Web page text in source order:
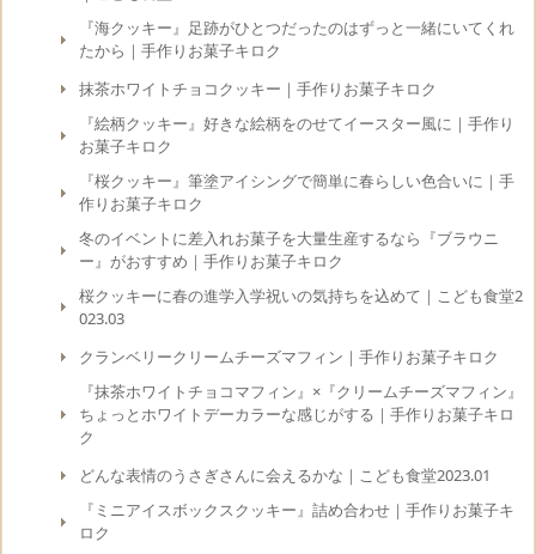
『海クッキー』足跡がひとつだったのはずっと一緒にいてくれ
たから｜手作りお菓子キロク
抹茶ホワイトチョコクッキー｜手作りお菓子キロク
『絵柄クッキー』好きな絵柄をのせてイースター風に｜手作り
お菓子キロク
『桜クッキー』筆塗アイシングで簡単に春らしい色合いに｜手
作りお菓子キロク
冬のイベントに差入れお菓子を大量生産するなら『ブラウニ
ー』がおすすめ｜手作りお菓子キロク
桜クッキーに春の進学入学祝いの気持ちを込めて｜こども食堂2
023.03
クランベリークリームチーズマフィン｜手作りお菓子キロク
『抹茶ホワイトチョコマフィン』×『クリームチーズマフィン』
ちょっとホワイトデーカラーな感じがする｜手作りお菓子キロ
ク
どんな表情のうさぎさんに会えるかな｜こども食堂2023.01
『ミニアイスボックスクッキー』詰め合わせ｜手作りお菓子キ
ロク